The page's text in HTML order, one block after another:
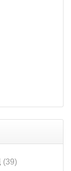
(39)